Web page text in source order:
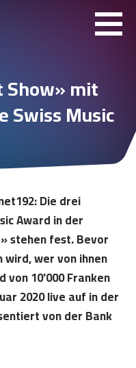
Show» mit
Swiss Music
Die drei
Award in der
stehen fest. Bevor
wer von ihnen
von 10'000 Franken
2020 live auf in der
von der Bank